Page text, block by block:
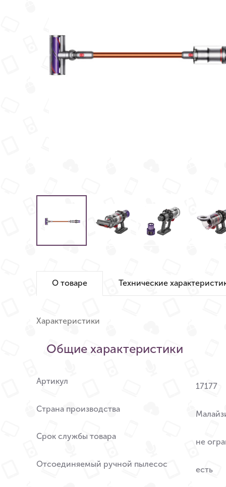
О товаре Технические
Характеристики
Общие характеристики
Артикул
17177
Страна производства
Срок службы товара
не
Отсоединяемый ручной пылесос
есть